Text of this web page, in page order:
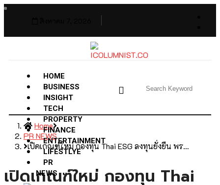
HOME
BUSINESS
INSIGHT
TECH
PROPERTY
FINANCE
ENTERTAINMENT
LIFESTLYE
PR
NEWS
Home
PR NEWS
เปิดเกณฑ์ใหม่ กองทุน Thai ESG ลงทุนยั่งยืน พร…
เปิดเกณฑ์ใหม่ กองทุน Thai